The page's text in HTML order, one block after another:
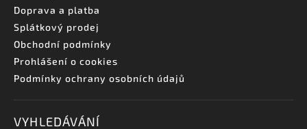
Doprava a platba
Splátkový prodej
Obchodní podmínky
Prohlášení o cookies
Podmínky ochrany osobních údajů
VYHLEDÁVÁNÍ